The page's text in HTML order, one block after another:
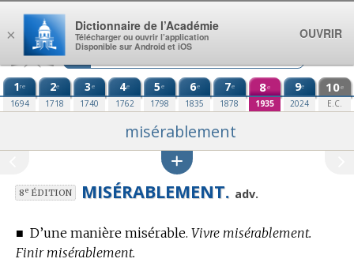
Aller au contenu
1re
1694
2e
1718
3e
1740
4e
1762
5e
1798
6e
1835
7e
1878
8e
1935
9e
2024
10e
E.C.
misérablement
8eÉDITION MISÉRABLEMENT. adv.
■ D’une manière misérable. Vivre misérablement.
Finir misérablement.
×
Dictionnaire de l’Académie
Télécharger ou ouvrir l’application
Disponible sur Android et iOS
OUVRIR